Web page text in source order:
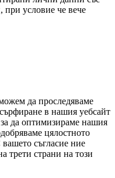
при условие че вече
да проследяваме
в нашия уебсайт
да оптимизираме нашия
цялостното
съгласие ние
трети страни на този